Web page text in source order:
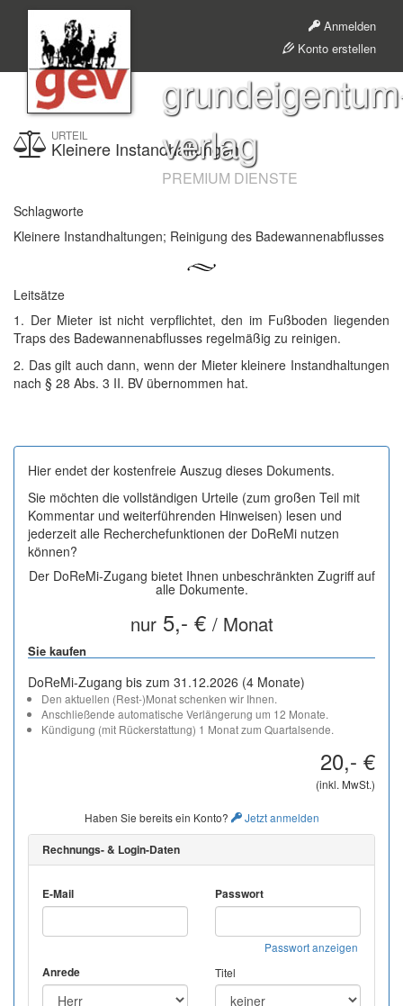
Anmelden
Konto erstellen
verlag
PREMIUM DIENSTE
URTEIL
Kleinere Instandhaltungen
Schlagworte
Kleinere Instandhaltungen; Reinigung des Badewannenabflusses
Leitsätze
1. Der Mieter ist nicht verpflichtet, den im Fußboden liegenden
Traps des Badewannenabflusses regelmäßig zu reinigen.
2. Das gilt auch dann, wenn der Mieter kleinere Instandhaltungen
nach § 28 Abs. 3 II. BV übernommen hat.
Hier endet der kostenfreie Auszug dieses Dokuments.
Sie möchten die vollständigen Urteile (zum großen Teil mit
Kommentar und weiterführenden Hinweisen) lesen und
jederzeit alle Recherchefunktionen der DoReMi nutzen
können?
Der DoReMi-Zugang bietet Ihnen unbeschränkten Zugriff auf
alle Dokumente.
nur5,- € / Monat
Sie kaufen
DoReMi-Zugang bis zum 31.12.2026 (4 Monate)
Den aktuellen (Rest-)Monat schenken wir Ihnen.
Anschließende automatische Verlängerung um 12 Monate.
Kündigung (mit Rückerstattung) 1 Monat zum Quartalsende.
20,- €
(inkl. MwSt.)
Haben Sie bereits ein Konto? Jetzt anmelden
Rechnungs- & Login-Daten
E-Mail Passwort
Passwort anzeigen
Anrede Titel